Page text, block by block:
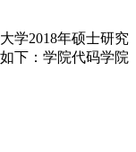
学2018年硕士研究
下：学院代码学院